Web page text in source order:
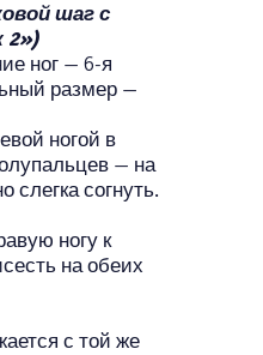
шаг с
2»)
ног — 6-я
размер —
ногой в
— на
слегка согнуть.
ногу к
на обеих
с той же